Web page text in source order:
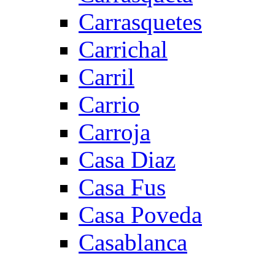
Carrasquetes
Carrichal
Carril
Carrio
Carroja
Casa Diaz
Casa Fus
Casa Poveda
Casablanca